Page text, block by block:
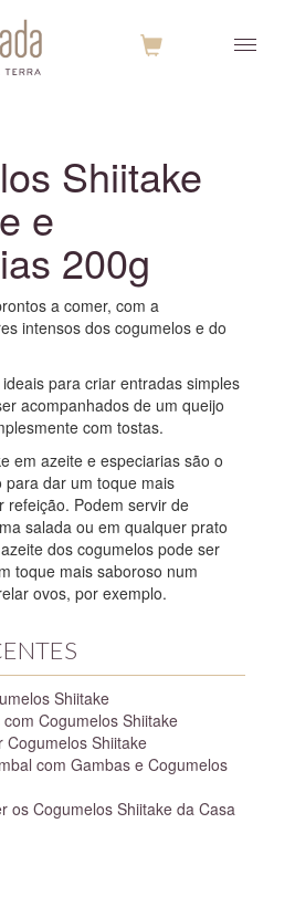
Shiitake
e
200g
a comer, com a
intensos dos cogumelos e do
para criar entradas simples
acompanhados de um queijo
com tostas.
em azeite e especiarias são o
dar um toque mais
refeição. Podem servir de
salada ou em qualquer prato
dos cogumelos pode ser
toque mais saboroso num
ovos, por exemplo.
Shiitake
Cogumelos Shiitake
Cogumelos Shiitake
com Gambas e Cogumelos
os Cogumelos Shiitake da Casa